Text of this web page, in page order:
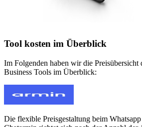
Tool kosten im Überblick
Im Folgenden haben wir die Preisübersicht
Business Tools im Überblick:
Die flexible Preisgestaltung beim